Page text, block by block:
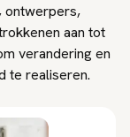
ontwerpers,
aan tot
verandering en
te realiseren.